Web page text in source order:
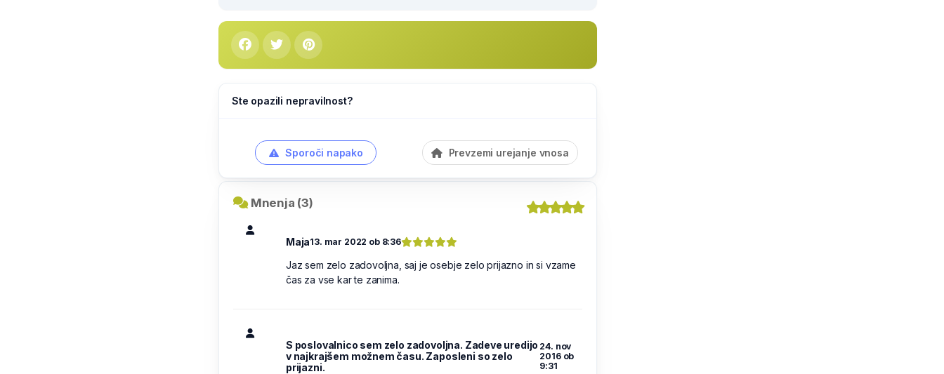
Ste opazili nepravilnost?
Sporoči napako Prevzemi urejanje vnosa
Mnenja (3)
Maja13. mar 2022 ob 8:36
Jaz sem zelo zadovoljna, saj je osebje zelo prijazno in si vzame
čas za vse kar te zanima.
S poslovalnico sem zelo zadovoljna. Zadeve uredijo
v najkrajšem možnem času. Zaposleni so zelo
prijazni.
24. nov
2016 ob
9:31